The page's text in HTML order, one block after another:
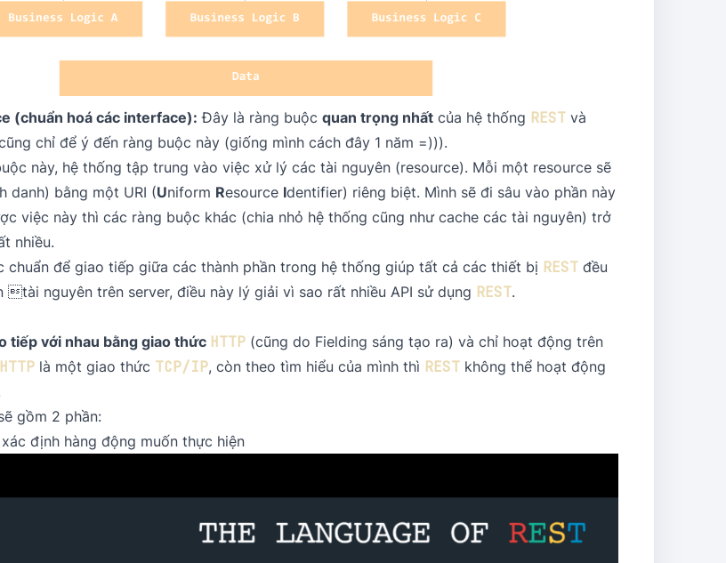
(chuẩn hoá các interface): Đây là ràng buộc quan trọng nhất của hệ thống REST và
chỉ để ý đến ràng buộc này (giống mình cách đây 1 năm =))).
này, hệ thống tập trung vào việc xử lý các tài nguyên (resource). Mỗi một resource sẽ
danh) bằng một URI (Uniform Resource Identifier) riêng biệt. Mình sẽ đi sâu vào phần này
việc này thì các ràng buộc khác (chia nhỏ hệ thống cũng như cache các tài nguyên) trở
nhiều.
chuẩn để giao tiếp giữa các thành phần trong hệ thống giúp tất cả các thiết bị REST đều
tài nguyên trên server, điều này lý giải vì sao rất nhiều API sử dụng REST.
tiếp với nhau bằng giao thức HTTP (cũng do Fielding sáng tạo ra) và chỉ hoạt động trên
HTTP là một giao thức TCP/IP, còn theo tìm hiểu của mình thì REST không thể hoạt động
gồm 2 phần:
định hàng động muốn thực hiện